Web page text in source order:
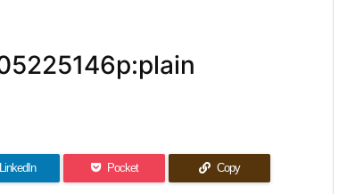
LinkedIn Pocket Copy